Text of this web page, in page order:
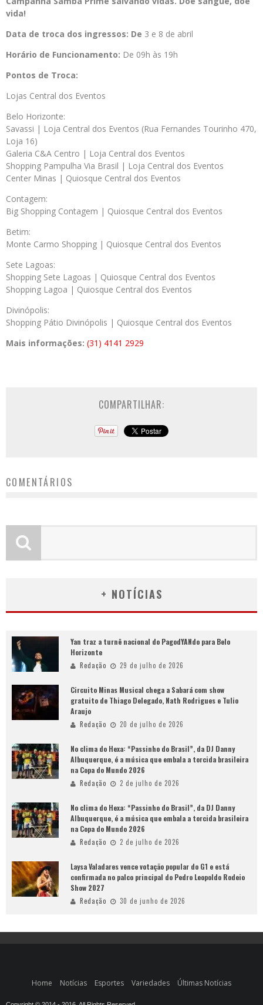
vida!
Data de troca dos ingressos: De 3 e 8 de abril
Horário de Funcionamento: De 09h às 19h
Pontos de Troca:
Lojas Central dos Eventos
Belo Horizonte:
Savassi | Loja Central dos Eventos (Rua Fernandes Tourinho 470,
Loja 16)
Galeria C&A Centro | Loja Central dos Eventos
Shopping Pampulha Via Brasil | Loja Central dos Eventos
Center Minas | Quiosque Central dos Eventos
Contagem:
Big Shopping Contagem | Quiosque Central dos Eventos
Betim:
Monte Carmo Shopping | Quiosque Central dos Eventos
Sete Lagoas:
Shopping Sete Lagoas | Quiosque Central dos Eventos
Shopping Lagoa | Quiosque Central dos Eventos
Divinópolis:
Shopping Pátio Divinópolis | Quiosque Central dos Eventos
Mais informações: (31) 4141 2929
COMPARTILHAR:
COMENTÁRIOS
+ NOTÍCIAS
Yan traz a turnê nacional do PagodYANdo para Belo
Horizonte
Redação 29 de julho de 2026
Circuito Minas Musical chega a Sabará com show
gratuito de Thiago Delegado, Nath Rodrigues e Tulio
Araujo
Redação 20 de julho de 2026
No clima do Hexa: “Passinho do Brasil”, da DJ Danny
Albuquerque, é a música que embala a torcida brasileira
na Copa do Mundo 2026
Redação 2 de julho de 2026
No clima do Hexa: “Passinho do Brasil”, da DJ Danny
Albuquerque, é a música que embala a torcida brasileira
na Copa do Mundo 2026
Redação 2 de julho de 2026
Laysa Valadares vence votação popular do G1 e está
confirmada no palco principal do Pedro Leopoldo Rodeio
Show 2027
Redação 30 de junho de 2026
Home Notícias Esportes Variedades Últimas Notícias